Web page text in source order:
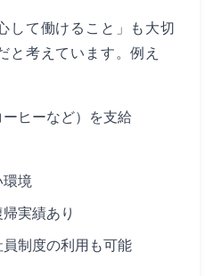
して働けること」も大切
と考えています。例え
ヒーなど）を支給
境
実績あり
制度の利用も可能